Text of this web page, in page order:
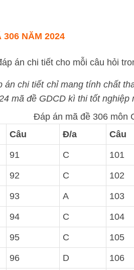
NĂM 2024
án chi tiết cho mỗi câu hỏi
án chi tiết chỉ mang tính chất
mã đề GDCD kì thi tốt nghiệp
Đáp án mã đề 306 môn
Câu Đ/a Câu
91 C 101
92 C 102
93 A 103
94 C 104
95 C 105
96 D 106